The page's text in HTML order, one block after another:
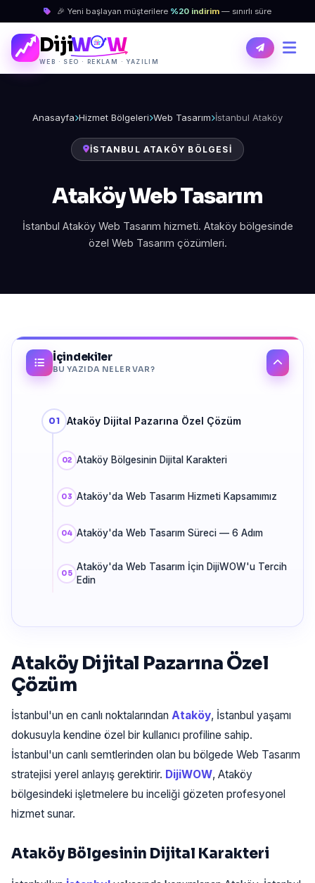
🎉 Yeni başlayan müşterilere %20 indirim — sınırlı süre
DijiW W
WEB · SEO · REKLAM · YAZILIM
Anasayfa Hizmet Bölgeleri Web Tasarım İstanbul Ataköy
İSTANBUL ATAKÖY BÖLGESI
Ataköy Web Tasarım
İstanbul Ataköy Web Tasarım hizmeti. Ataköy bölgesinde
özel Web Tasarım çözümleri.
İçindekiler
BU YAZIDA NELER VAR?
Ataköy Dijital Pazarına Özel Çözüm
Ataköy Bölgesinin Dijital Karakteri
Ataköy'da Web Tasarım Hizmeti Kapsamımız
Ataköy'da Web Tasarım Süreci — 6 Adım
Ataköy'da Web Tasarım İçin DijiWOW'u Tercih
Edin
Ataköy Dijital Pazarına Özel
Çözüm
İstanbul'un en canlı noktalarından Ataköy, İstanbul yaşamı
dokusuyla kendine özel bir kullanıcı profiline sahip.
İstanbul'un canlı semtlerinden olan bu bölgede Web Tasarım
stratejisi yerel anlayış gerektirir. DijiWOW, Ataköy
bölgesindeki işletmelere bu inceliği gözeten profesyonel
hizmet sunar.
Ataköy Bölgesinin Dijital Karakteri